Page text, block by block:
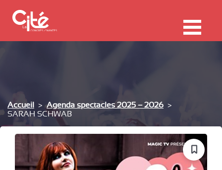
Accueil
Agenda spectacles 2025 – 2026
SARAH SCHWAB